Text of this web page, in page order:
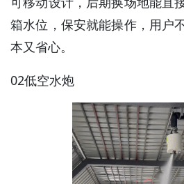
箱水位，保安就能操作，用户
本又省心。
02低空水炮